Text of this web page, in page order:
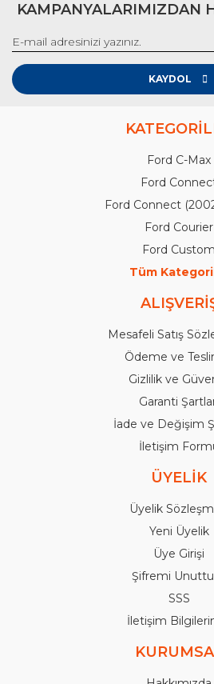
KAMPANYALARIMIZDAN
KAYDOL
Ford C-Max
Ford
Ford Connect
Ford Courier
Ford Custom
Tüm
Mesafeli Satış
Ödeme ve
Gizlilik ve
Garanti
İade ve Değişim
İletişim
ÜYELİK
Üyelik
Yeni Üyelik
Üye Girişi
Şifremi
SSS
İletişim